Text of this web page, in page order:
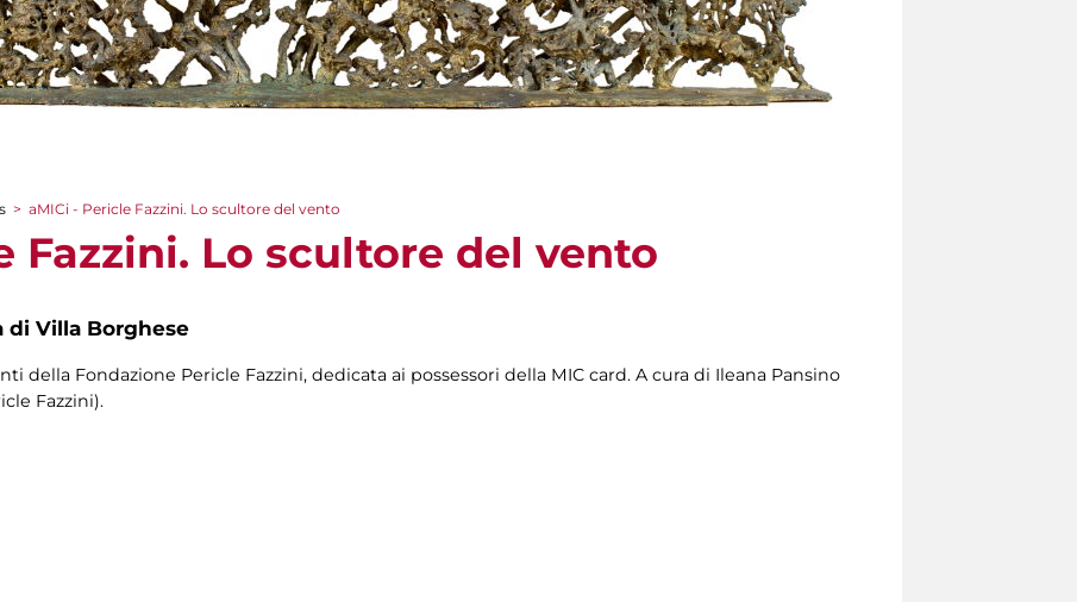
> aMICi - Pericle Fazzini. Lo scultore del vento
Fazzini. Lo scultore del vento
di Villa Borghese
della Fondazione Pericle Fazzini, dedicata ai possessori della MIC card. A cura di Ileana Pansino
Fazzini).